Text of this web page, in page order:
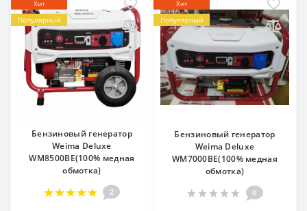
Хит
Популярный
Бензиновый генератор
Weima Deluxe
WM8500BE(100% медная
обмотка)
2
Хит
Популярный
Бензиновый генератор
Weima Deluxe
WM7000BE(100% медная
обмотка)
0